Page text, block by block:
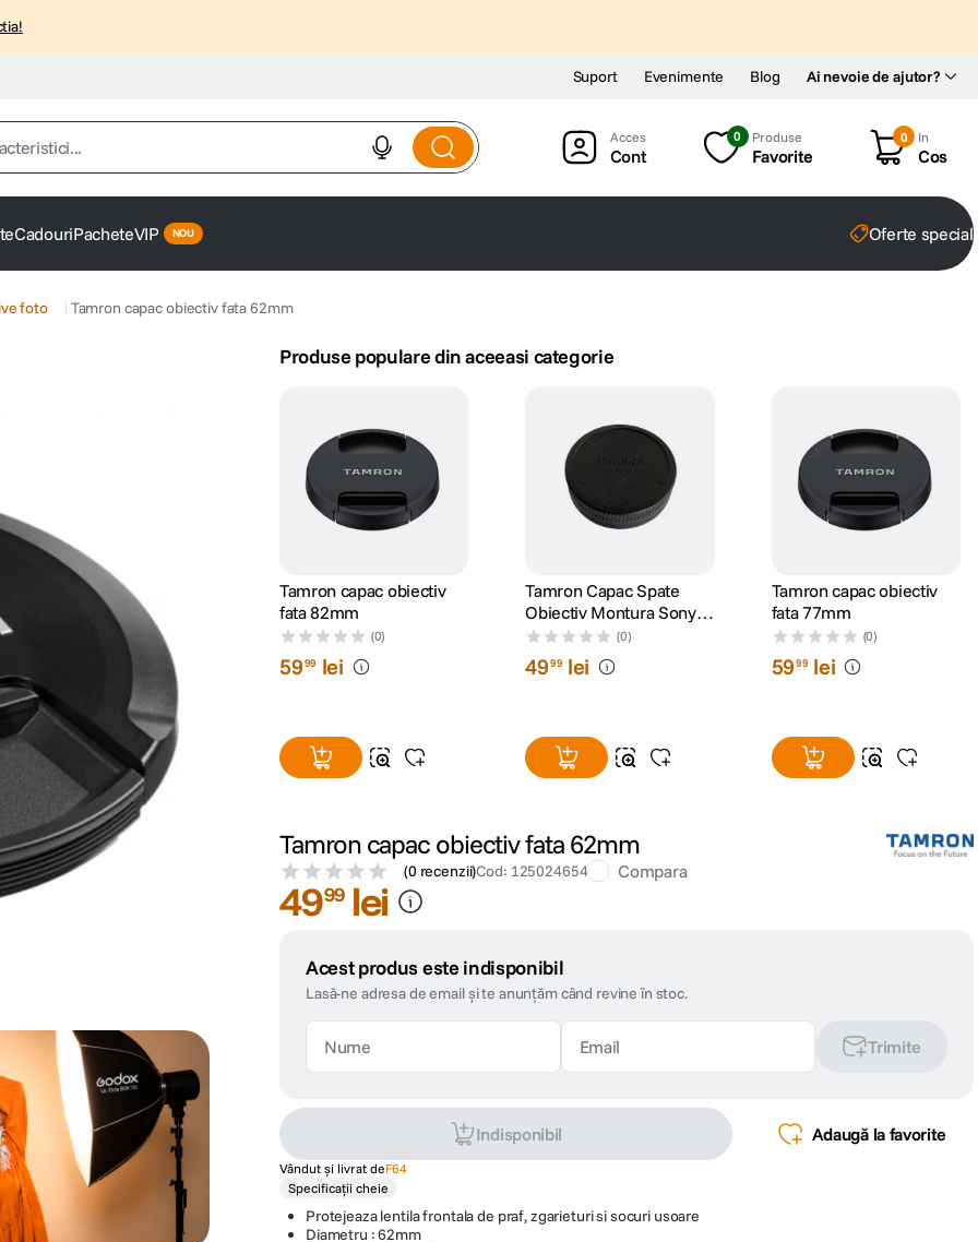
Ai nevoie de ajutor?
Suport Evenimente Blog
Cont
0 Produse
Favorite
0 In
Cos
CadouriPacheteVIP Oferte
foto Tamron capac obiectiv fata 62mm
Produse populare din aceeasi categorie
Tamron capac obiectiv
fata 82mm
(0)
5999 lei
Tamron Capac Spate
Obiectiv Montura Sony
FE
(0)
4999 lei
Tamron capac obiectiv
fata 77mm
(0)
5999 lei
Tamron capac obiectiv fata 62mm
(0 recenzii)Cod: 125024654 Compara
4999 lei
Acest produs este indisponibil
Lasă-ne adresa de email și te anunțăm când revine în stoc.
Trimite
Indisponibil Adaugă la favorite
Vândut și livrat deF64
Specificații cheie
Protejeaza lentila frontala de praf, zgarieturi si socuri usoare
Diametru : 62mm